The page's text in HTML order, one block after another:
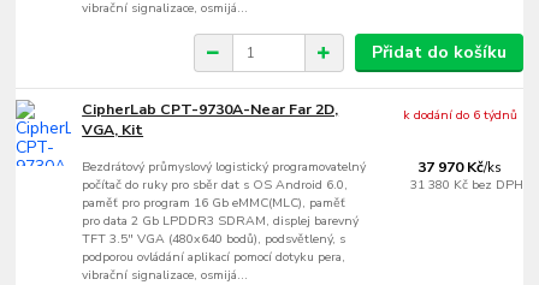
vibrační signalizace, osmijá...
Přidat do košíku
CipherLab CPT-9730A-Near Far 2D,
VGA, Kit
Bezdrátový průmyslový logistický programovatelný
počítač do ruky pro sběr dat s OS Android 6.0,
paměť pro program 16 Gb eMMC(MLC), paměť
pro data 2 Gb LPDDR3 SDRAM, displej barevný
TFT 3.5" VGA (480x640 bodů), podsvětlený, s
podporou ovládání aplikací pomocí dotyku pera,
vibrační signalizace, osmijá...
37 970 Kč/ks
31 380 Kč bez DPH
k dodání do 6 týdnů